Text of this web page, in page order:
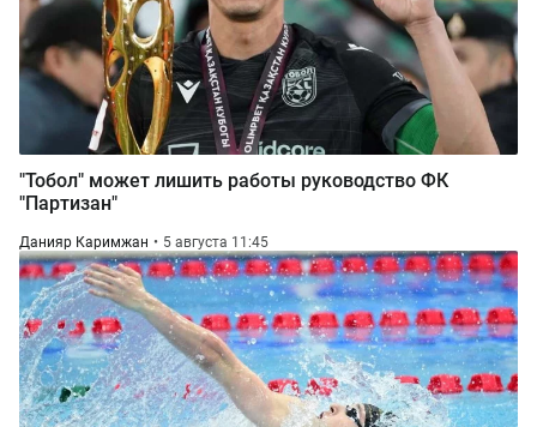
"Тобол" может лишить работы руководство ФК
"Партизан"
Данияр Каримжан 5 августа 11:45